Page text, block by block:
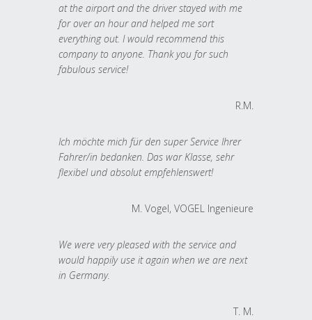
at the airport and the driver stayed with me
for over an hour and helped me sort
everything out. I would recommend this
company to anyone. Thank you for such
fabulous service!
R.M.
Ich möchte mich für den super Service Ihrer
Fahrer/in bedanken. Das war Klasse, sehr
flexibel und absolut empfehlenswert!
M. Vogel, VOGEL Ingenieure
We were very pleased with the service and
would happily use it again when we are next
in Germany.
T. M.